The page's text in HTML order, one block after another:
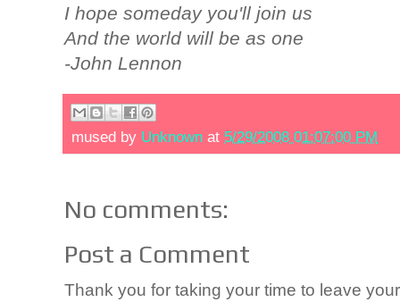
I hope someday you'll join us
And the world will be as one
-John Lennon
mused by Unknown at 5/29/2008 01:07:00 PM
No comments:
Post a Comment
Thank you for taking your time to leave